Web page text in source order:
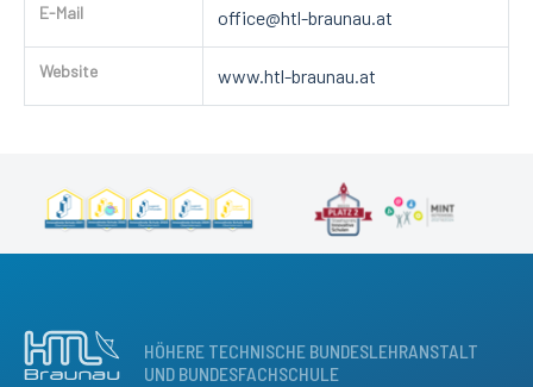
E-Mail office@htl-braunau.at
Website www.htl-braunau.at
HÖHERE TECHNISCHE BUNDESLEHRANSTALT
UND BUNDESFACHSCHULE